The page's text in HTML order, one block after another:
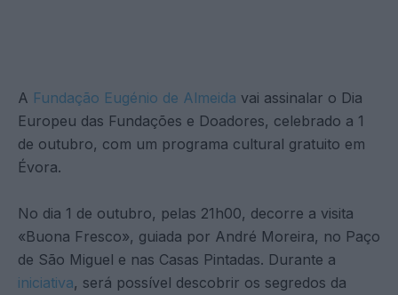
A Fundação Eugénio de Almeida vai assinalar o Dia
Europeu das Fundações e Doadores, celebrado a 1
de outubro, com um programa cultural gratuito em
Évora.
No dia 1 de outubro, pelas 21h00, decorre a visita
«Buona Fresco», guiada por André Moreira, no Paço
de São Miguel e nas Casas Pintadas. Durante a
iniciativa, será possível descobrir os segredos da